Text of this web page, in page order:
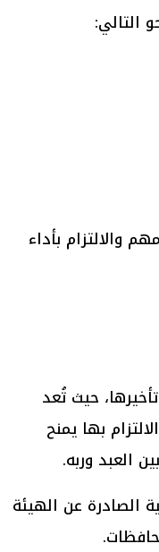
التالي:
والالتزام بأداء
حيث تُعد
بها يمنح
العبد وربه.
الصادرة عن الهيئة